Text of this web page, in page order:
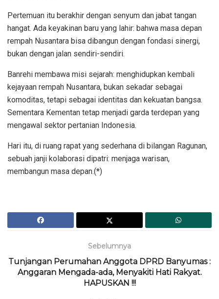
Pertemuan itu berakhir dengan senyum dan jabat tangan
hangat. Ada keyakinan baru yang lahir: bahwa masa depan
rempah Nusantara bisa dibangun dengan fondasi sinergi,
bukan dengan jalan sendiri-sendiri.
Banrehi membawa misi sejarah: menghidupkan kembali
kejayaan rempah Nusantara, bukan sekadar sebagai
komoditas, tetapi sebagai identitas dan kekuatan bangsa.
Sementara Kementan tetap menjadi garda terdepan yang
mengawal sektor pertanian Indonesia.
Hari itu, di ruang rapat yang sederhana di bilangan Ragunan,
sebuah janji kolaborasi dipatri: menjaga warisan,
membangun masa depan.(*)
Sebelumnya
Tunjangan Perumahan Anggota DPRD Banyumas :
Anggaran Mengada-ada, Menyakiti Hati Rakyat.
HAPUSKAN !!!